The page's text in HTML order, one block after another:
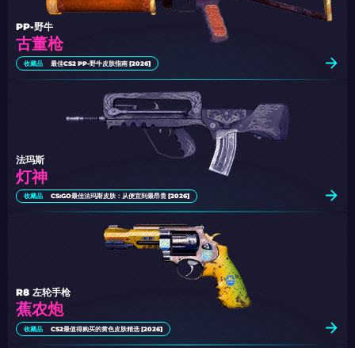
古董枪
PP-野牛
收藏品 最佳CS2 PP-野牛皮肤指南 [2026]
灯神
法玛斯
收藏品 CS:GO最佳法玛斯皮肤：从便宜到最昂贵 [2026]
蕉农炮
R8 左轮手枪
收藏品 CS2最值得购买的黄色皮肤精选 [2026]